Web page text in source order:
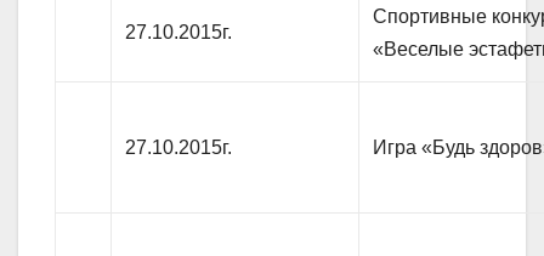
27.10.2015г.
Спортивные
«Веселые
27.10.2015г. Игра «Будь